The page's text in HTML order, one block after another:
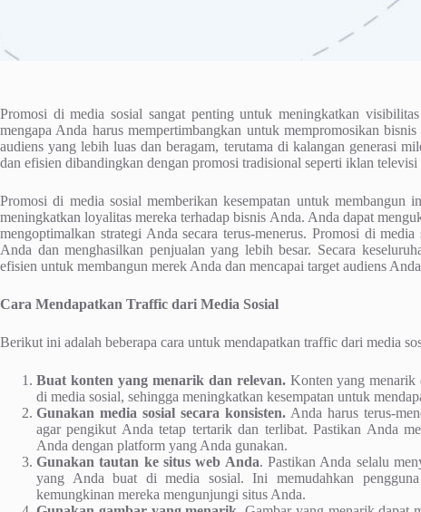
Promosi di media sosial sangat penting untuk meningkatkan
mengapa Anda harus mempertimbangkan untuk mempromosikan
audiens yang lebih luas dan beragam, terutama di kalangan generasi
dan efisien dibandingkan dengan promosi tradisional seperti iklan televisi
Promosi di media sosial memberikan kesempatan untuk membangun
meningkatkan loyalitas mereka terhadap bisnis Anda. Anda dapat
mengoptimalkan strategi Anda secara terus-menerus. Promosi di
Anda dan menghasilkan penjualan yang lebih besar. Secara
efisien untuk membangun merek Anda dan mencapai target audiens
Cara Mendapatkan Traffic dari Media Sosial
Berikut ini adalah beberapa cara untuk mendapatkan traffic dari media
Buat konten yang menarik dan relevan.Konten yang menarik
di media sosial, sehingga meningkatkan kesempatan untuk
Gunakan media sosial secara konsisten. Anda harus terus-
agar pengikut Anda tetap tertarik dan terlibat. Pastikan Anda
Anda dengan platform yang Anda gunakan.
Gunakan tautan ke situs web Anda. Pastikan Anda selalu
yang Anda buat di media sosial. Ini memudahkan
kemungkinan mereka mengunjungi situs Anda.